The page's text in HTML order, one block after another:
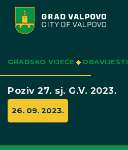
GRADSKO VIJEĆE OBAVIJESTI
Poziv 27. sj. G.V. 2023.
26. 09. 2023.